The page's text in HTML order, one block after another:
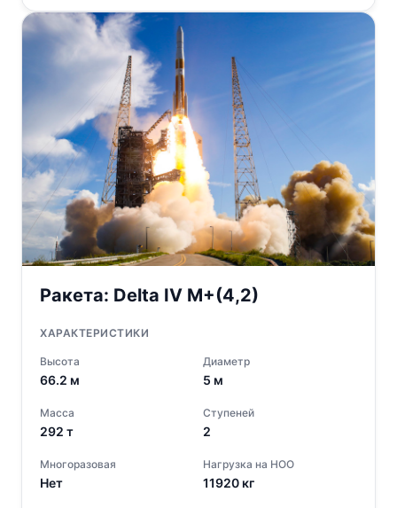
Ракета: Delta IV M+(4,2)
ХАРАКТЕРИСТИКИ
Высота
66.2 м
Диаметр
5 м
Масса
292 т
Ступеней
2
Многоразовая
Нет
Нагрузка на НОО
11920 кг